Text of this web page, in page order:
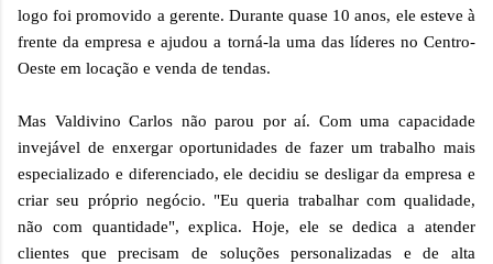
logo foi promovido a gerente. Durante quase 10 anos, ele esteve à
frente da empresa e ajudou a torná-la uma das líderes no Centro-
Oeste em locação e venda de tendas.
Mas Valdivino Carlos não parou por aí. Com uma capacidade
invejável de enxergar oportunidades de fazer um trabalho mais
especializado e diferenciado, ele decidiu se desligar da empresa e
criar seu próprio negócio. "Eu queria trabalhar com qualidade,
não com quantidade", explica. Hoje, ele se dedica a atender
clientes que precisam de soluções personalizadas e de alta